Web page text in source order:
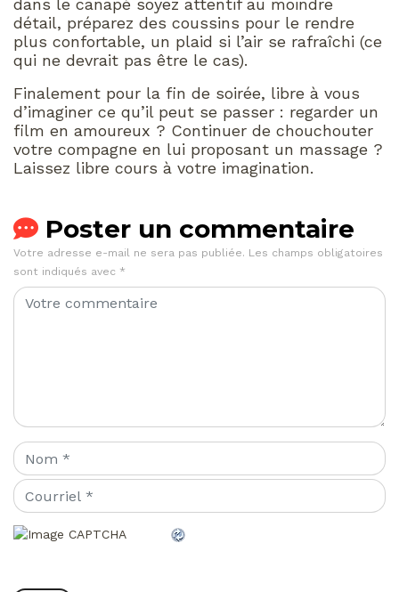
dans le canapé soyez attentif au moindre
détail, préparez des coussins pour le rendre
plus confortable, un plaid si l’air se rafraîchi (ce
qui ne devrait pas être le cas).
Finalement pour la fin de soirée, libre à vous
d’imaginer ce qu’il peut se passer : regarder un
film en amoureux ? Continuer de chouchouter
votre compagne en lui proposant un massage ?
Laissez libre cours à votre imagination.
Poster un commentaire
Votre adresse e-mail ne sera pas publiée. Les champs obligatoires
sont indiqués avec *